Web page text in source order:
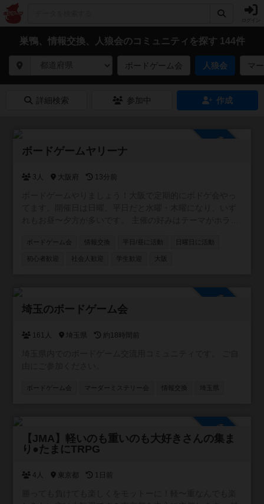
巣鴨、情報交換、人狼会のコミュニティを探す 144件
ボードゲーム会 人狼会 マ
詳細検索 参加中 作成
ボードゲームヤリーナ
3人 大阪府 13分前
軽量〜中量級でメジャー作品よりは同人ゲームやマイナー
なのが好き。 ちなみにボードゲームアリーナとは関係あり
ボードゲーム会 情報交換 平日/昼に活動
初心者歓迎 社会人歓迎 学生歓迎 大阪
埼玉のボードゲーム会
161人 埼玉県 約18時間前
ボードゲーム会 マーダーミステリー会 情報交換
参加自由
【JMA】軽いのも重いのも大好きさんの集ま
り●たまにTRPG
4人 東京都 1日前